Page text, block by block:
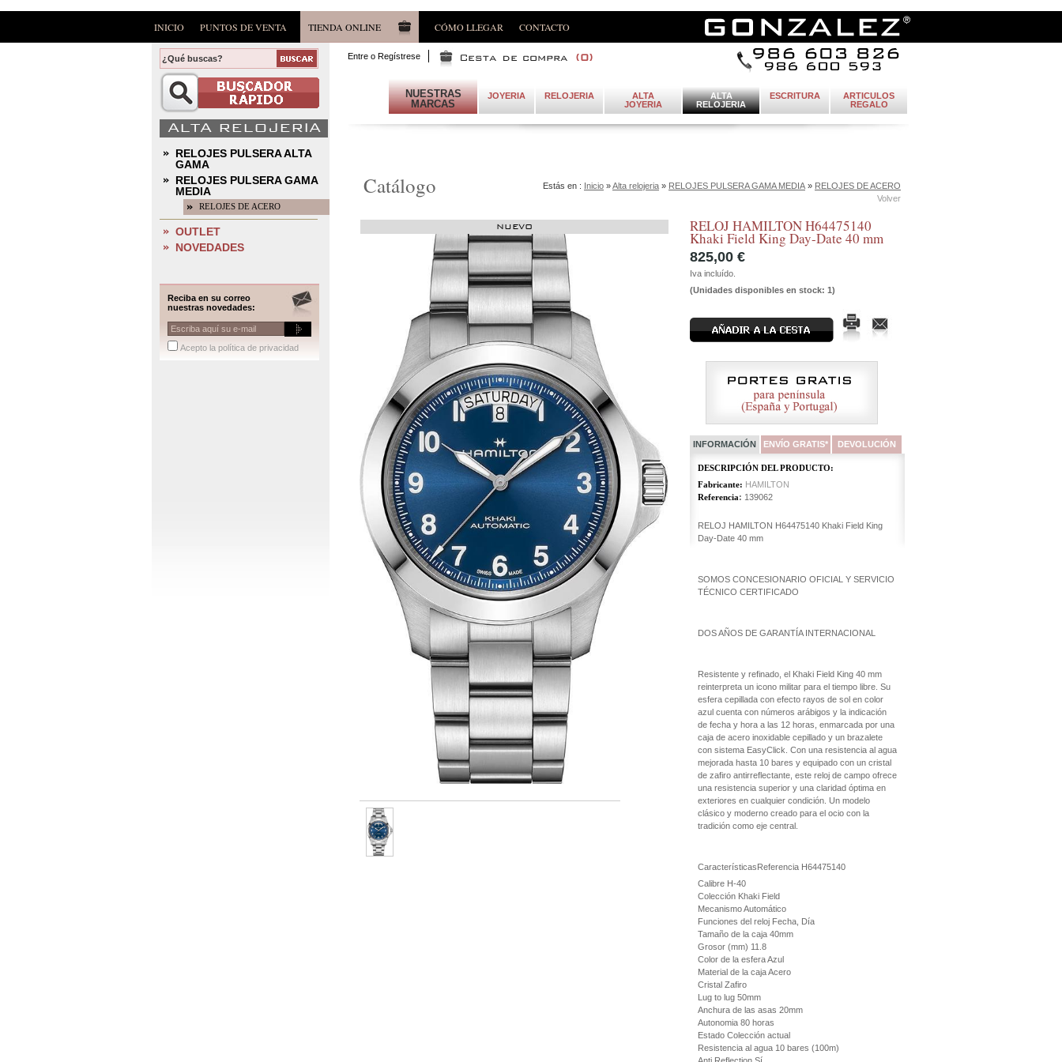
INICIO PUNTOS DE VENTA TIENDA ONLINE CÓMO LLEGAR CONTACTO
ALTA RELOJERIA
RELOJES PULSERA ALTA
GAMA
RELOJES PULSERA GAMA
MEDIA
RELOJES DE ACERO
OUTLET
NOVEDADES
Reciba en su correo
nuestras novedades:
Acepto la política de privacidad
Entre o Regístrese (0)
NUESTRAS
MARCAS
JOYERIA RELOJERIA
ALTA
JOYERIA
ALTA
RELOJERIA
ESCRITURA
ARTICULOS
REGALO
Catálogo Estás en : Inicio »Alta relojeria » RELOJES PULSERA GAMA MEDIA » RELOJES DE ACERO
Volver
RELOJ HAMILTON H64475140
Khaki Field King Day-Date 40 mm
825,00 €
Iva incluído.
(Unidades disponibles en stock: 1)
INFORMACIÓN ENVÍO GRATIS* DEVOLUCIÓN
DESCRIPCIÓN DEL PRODUCTO:
Fabricante: HAMILTON
Referencia: 139062
RELOJ HAMILTON H64475140 Khaki Field King
Day-Date 40 mm
SOMOS CONCESIONARIO OFICIAL Y SERVICIO
TÉCNICO CERTIFICADO
DOS AÑOS DE GARANTÍA INTERNACIONAL
Resistente y refinado, el Khaki Field King 40 mm
reinterpreta un icono militar para el tiempo libre. Su
esfera cepillada con efecto rayos de sol en color
azul cuenta con números arábigos y la indicación
de fecha y hora a las 12 horas, enmarcada por una
caja de acero inoxidable cepillado y un brazalete
con sistema EasyClick. Con una resistencia al agua
mejorada hasta 10 bares y equipado con un cristal
de zafiro antirreflectante, este reloj de campo ofrece
una resistencia superior y una claridad óptima en
exteriores en cualquier condición. Un modelo
clásico y moderno creado para el ocio con la
tradición como eje central.
CaracterísticasReferencia H64475140
Calibre H-40
Colección Khaki Field
MecanismoAutomático
Funciones del reloj Fecha, Día
Tamaño de la caja 40mm
Grosor (mm) 11.8
Color de la esferaAzul
Material de la cajaAcero
Cristal Zafiro
Lug to lug 50mm
Anchura de las asas 20mm
Autonomia 80 horas
Estado Colección actual
Resistencia al agua 10 bares (100m)
NUEVO